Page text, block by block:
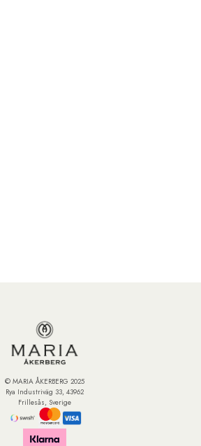
© MARIA ÅKERBERG 2025
Rya Industriväg 33, 43962
Frillesås, Sverige